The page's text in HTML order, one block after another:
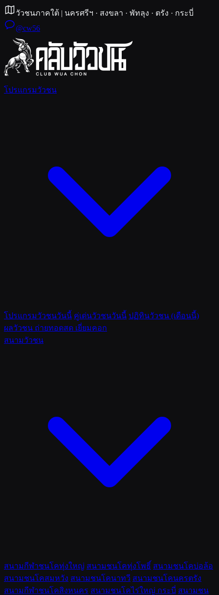
วัวชนภาคใต้ | นครศรีฯ · สงขลา · พัทลุง · ตรัง · กระบี่
@cw56
โปรแกรมวัวชน
โปรแกรมวัวชนวันนี้ คู่เด่นวัวชนวันนี้ ปฏิทินวัวชน (เดือนนี้)
ผลวัวชน ถ่ายทอดสด เยี่ยมคอก
สนามวัวชน
สนามกีฬาชนโคทุ่งใหญ่ สนามชนโคทุ่งโพธิ์ สนามชนโคบ่อล้อ
สนามชนโคสมหวัง สนามชนโคนาทวี สนามชนโคนครตรัง
สนามกีฬาชนโคสิงหนคร สนามชนโคไร่ใหญ่ กระบี่ สนามชน